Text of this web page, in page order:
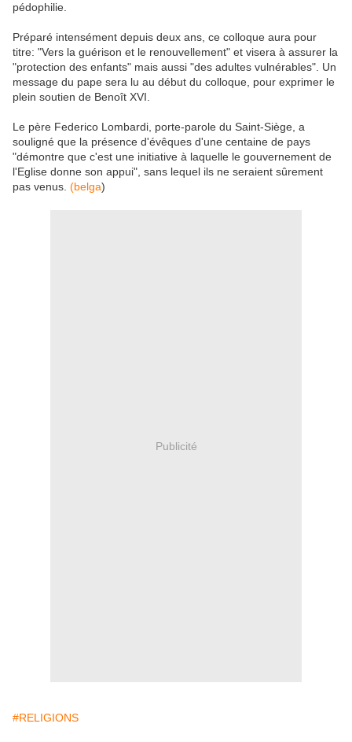
pédophilie.
Préparé intensément depuis deux ans, ce colloque aura pour
titre: "Vers la guérison et le renouvellement" et visera à assurer la
"protection des enfants" mais aussi "des adultes vulnérables". Un
message du pape sera lu au début du colloque, pour exprimer le
plein soutien de Benoît XVI.
Le père Federico Lombardi, porte-parole du Saint-Siège, a
souligné que la présence d'évêques d'une centaine de pays
"démontre que c'est une initiative à laquelle le gouvernement de
l'Eglise donne son appui", sans lequel ils ne seraient sûrement
pas venus. (belga)
Publicité
#RELIGIONS